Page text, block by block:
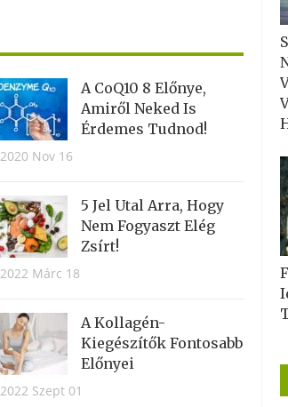
A CoQ10 8 Előnye,
Amiről Neked Is
Érdemes Tudnod!
2020 Nov 16
5 Jel Utal Arra, Hogy
Nem Fogyaszt Elég
Zsírt!
2022 Márc 18
A Kollagén-
Kiegészítők Fontosabb
Előnyei
2022 Szept 01